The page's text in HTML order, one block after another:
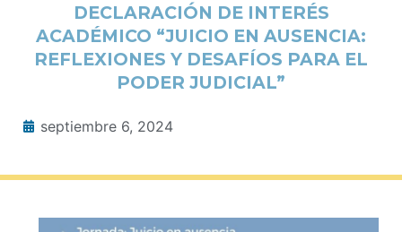
DECLARACIÓN DE INTERÉS
ACADÉMICO “JUICIO EN AUSENCIA:
REFLEXIONES Y DESAFÍOS PARA EL
PODER JUDICIAL”
septiembre 6, 2024